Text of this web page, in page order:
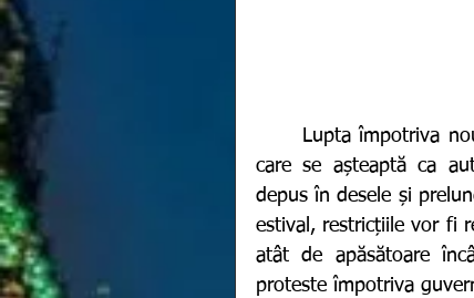
care se așteaptă ca
depus în desele și
estival, restricțiile vor fi
atât de apăsătoare
proteste împotriva